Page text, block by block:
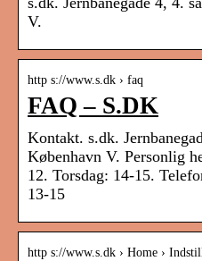
V.
http s://www.s.dk › faq
FAQ – S.DK
Kontakt. s.dk.
København V. Personlig
12. Torsdag: 14-15.
13-15
http s://www.s.dk › Home ›